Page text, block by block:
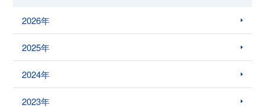
2026年
2025年
2024年
2023年